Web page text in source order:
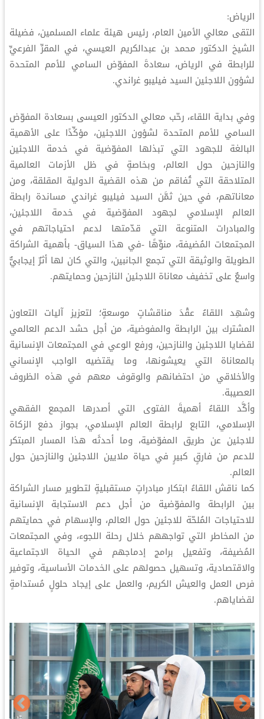
الرياض:
التقى معالي الأمين العام، رئيس هيئة علماء المسلمين، فضيلة
الشيخ الدكتور محمد بن عبدالكريم العيسي‬، في المقرِّ الفرعيِّ
للرابطة في الرياض، سعادةَ المفوّض السامي للأمم المتحدة
لشؤون اللاجئين السيد فيليبو غراندي.
وفي بداية اللقاء، رحّب معالي الدكتور العيسى بسعادة المفوّض
السامي للأمم المتحدة لشؤون اللاجئين، مؤكِّدًا على الأهمية
البالغة للجهود التي تبذلها المفوّضية في خدمة اللاجئين
والنازحين حول العالم، وبخاصةٍ في ظل الأزمات العالمية
المتلاحقة التي تُفاقم من هذه القضية الدولية المقلقة، ومن
معاناتهم، في حين ثمَّن السيد فيليبو غراندي مساندة رابطة
العالم الإسلامي لجهود المفوّضية في خدمة اللاجئين،
والمبادرات المتنوعة التي قدّمتها لدعم احتياجاتهم في
المجتمعات المُضيفة، منوِّهًا -في هذا السياق- بأهمية الشراكة
الطويلة والوثيقة التي تجمع الجانبين، والتي كان لها أثرٌ إيجابيٌّ
واسعٌ على تخفيف معاناة اللاجئين النازحين وحمايتهم.
وشهِد اللقاءُ عقْدَ مناقشاتٍ موسعةٍ؛ لتعزيز آليات التعاون
المشترك بين الرابطة والمفوضية، من أجل حشد الدعم العالمي
لقضايا اللاجئين والنازحين، ورفع الوعي في المجتمعات الإنسانية
بالمعاناة التي يعيشونها، وما يقتضيه الواجب الإنساني
والأخلاقي من احتضانهم والوقوف معهم في هذه الظروف
العصيبة.
وأكَّد اللقاءُ أهميةَ الفتوى التي أصدرها المجمع الفقهي
الإسلامي، التابع لرابطة العالم الإسلامي، بجواز دفع الزكاة
للاجئين عن طريق المفوّضية، وما أحدثَه هذا المسار المبتكر
للدعم من فارقٍ كبيرٍ في حياة ملايين اللاجئين والنازحين حول
العالم.
كما ناقش اللقاءُ ابتكار مبادراتٍ مستقبليةٍ لتطوير مسار الشراكة
بين الرابطة والمفوّضية من أجل دعم الاستجابة الإنسانية
للاحتياجات المُلحّة للاجئين حول العالم، والإسهام في حمايتهم
من المخاطر التي تواجههم خلال رحلة اللجوء، وفي المجتمعات
المُضيفة، وتفعيل برامج إدماجهم في الحياة الاجتماعية
والاقتصادية، وتسهيل حصولهم على الخدمات الأساسية، وتوفير
فرص العمل والعيش الكريم، والعمل على إيجاد حلولٍ مُستدامةٍ
لقضاياهم.